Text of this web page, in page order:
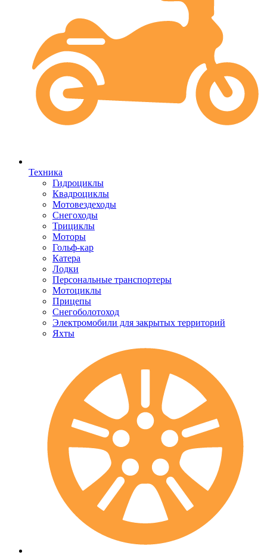
Техника
Гидроциклы
Квадроциклы
Мотовездеходы
Снегоходы
Трициклы
Моторы
Гольф-кар
Катера
Лодки
Персональные транспортеры
Мотоциклы
Прицепы
Снегоболотоход
Электромобили для закрытых территорий
Яхты